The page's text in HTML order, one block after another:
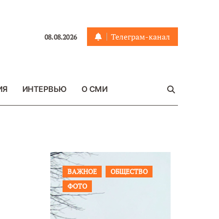
08.08.2026 Телеграм-канал
ИНТЕРВЬЮ О СМИ
ПРОИСШЕСТВИЯ ФОТО